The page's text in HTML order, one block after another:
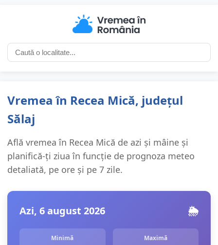
Vremea în Recea Mică, județul
Sălaj
Află vremea în Recea Mică de azi și mâine și
planifică-ți ziua în funcție de prognoza meteo
detaliată, pe ore și pe 7 zile.
Azi, 6 august 2026 🌦️
Minimă Maximă